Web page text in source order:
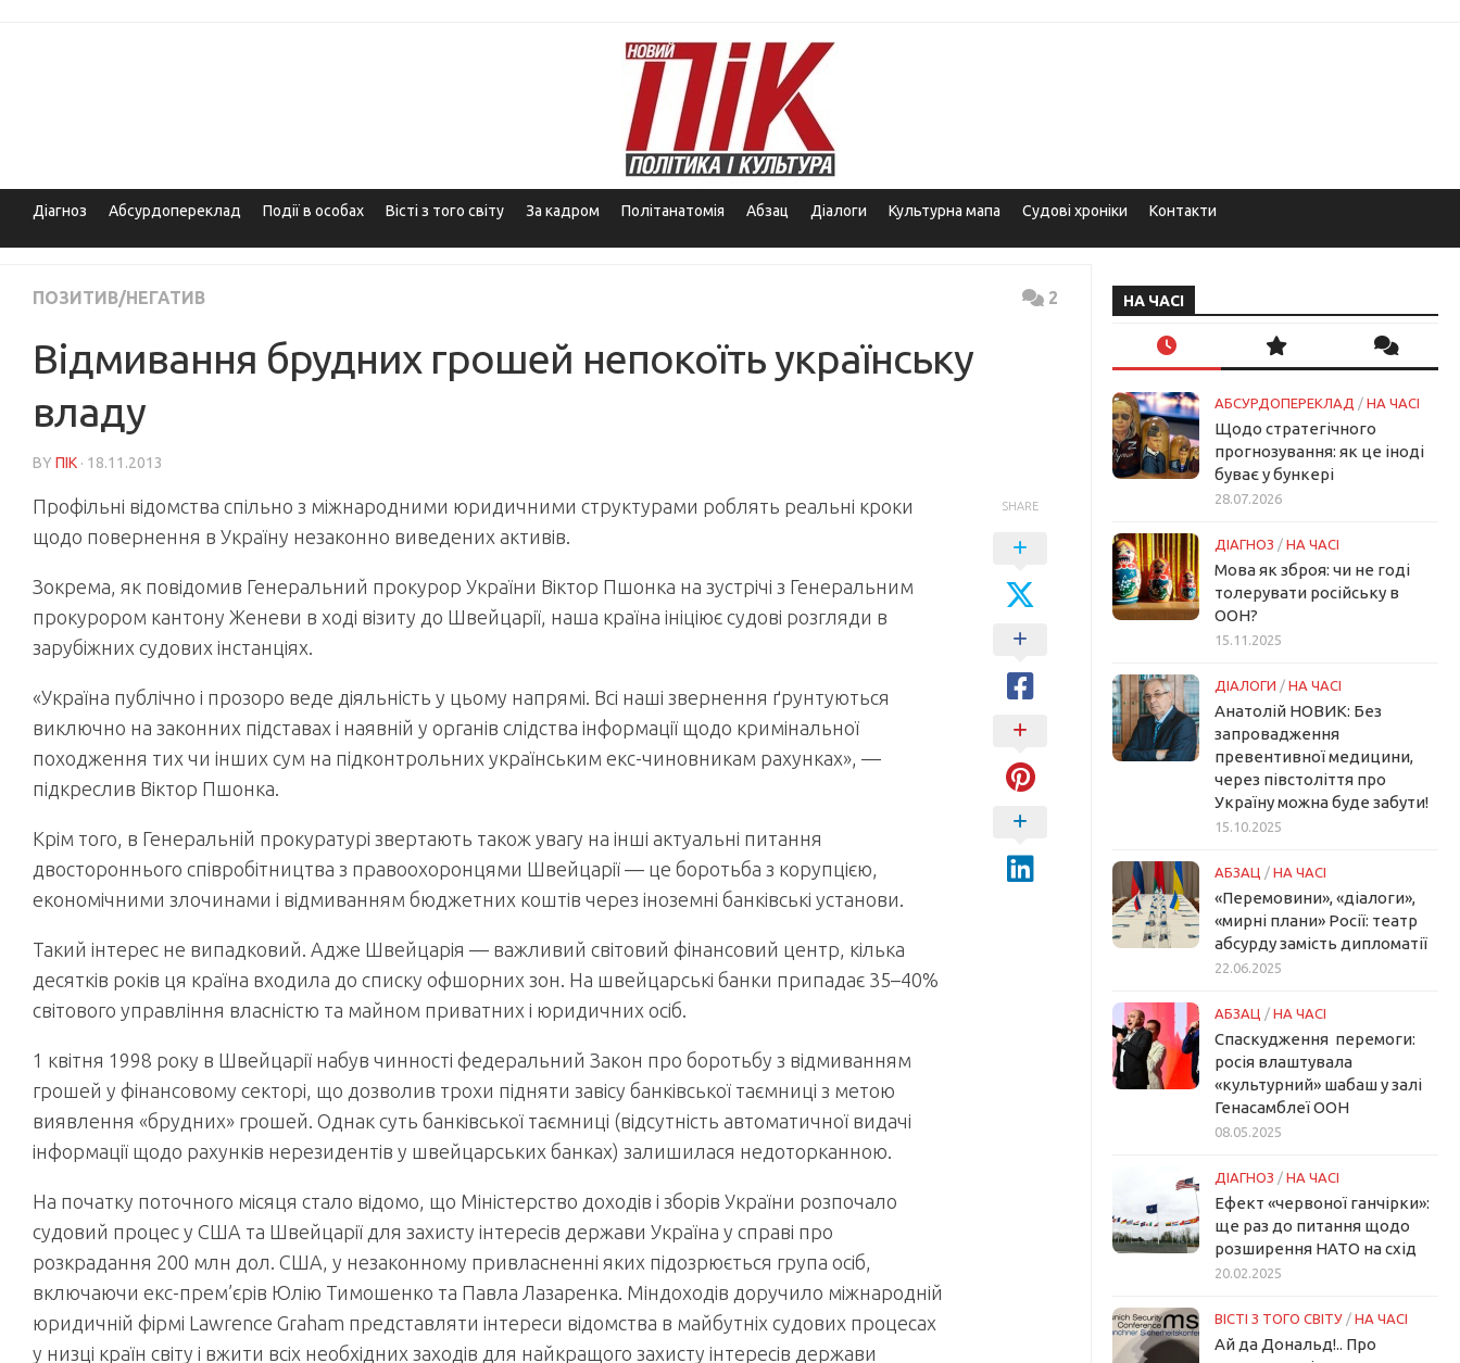
Діагноз Абсурдопереклад Події в особах Вісті з того світу За кадром Політанатомія Абзац Діалоги Культурна мапа Судові хроніки Контакти
ПОЗИТИВ/НЕГАТИВ 2
Відмивання брудних грошей непокоїть українську
владу
BY ПІК · 18.11.2013
Профільні відомства спільно з міжнародними юридичними структурами роблять реальні кроки
щодо повернення в Україну незаконно виведених активів.
Зокрема, як повідомив Генеральний прокурор України Віктор Пшонка на зустрічі з Генеральним
прокурором кантону Женеви в ході візиту до Швейцарії, наша країна ініціює судові розгляди в
зарубіжних судових інстанціях.
«Україна публічно і прозоро веде діяльність у цьому напрямі. Всі наші звернення ґрунтуються
виключно на законних підставах і наявній у органів слідства інформації щодо кримінальної
походження тих чи інших сум на підконтрольних українським екс-чиновникам рахунках», —
підкреслив Віктор Пшонка.
Крім того, в Генеральній прокуратурі звертають також увагу на інші актуальні питання
двостороннього співробітництва з правоохоронцями Швейцарії — це боротьба з корупцією,
економічними злочинами і відмиванням бюджетних коштів через іноземні банківські установи.
Такий інтерес не випадковий. Адже Швейцарія — важливий світовий фінансо­вий центр, кілька
десятків років ця країна входила до списку офшорних зон. На швейцарські банки припадає 35–40%
світового управління власністю та майном приватних і юридичних осіб.
1 квітня 1998 року в Швейцарії набув чинності федеральний Закон про боротьбу з відмиванням
грошей у фінансовому секторі, що дозволив трохи підняти завісу банківської таємниці з метою
виявлення «брудних» грошей. Однак суть банківської таємниці (відсутність автоматичної видачі
інформації щодо рахунків нерезидентів у швейцарських банках) залишилася недоторканною.
На початку поточного місяця стало відомо, що Міністерство доходів і зборів України розпочало
судовий процес у США та Швейцарії для захисту інтересів держави Україна у справі про
розкрадання 200 млн дол. США, у незаконному привласненні яких підозрюється група осіб,
включаючи екс-прем’єрів Юлію Ти­мошенко та Павла Лазаренка. Міндоходів доручило міжнародній
юридичній фірмі Lawrence Graham представляти інтереси відомства в майбутніх судових процесах
у низці країн світу і вжити всіх необхідних заходів для найкращого захисту інтересів держави
SHARE
НА ЧАСІ
АБСУРДОПЕРЕКЛАД / НА ЧАСІ
Щодо стратегічного
прогнозування: як це іноді
буває у бункері
28.07.2026
ДІАГНОЗ / НА ЧАСІ
Мова як зброя: чи не годі
толерувати російську в
ООН?
15.11.2025
ДІАЛОГИ / НА ЧАСІ
Анатолій НОВИК: Без
запровадження
превентивної медицини,
через півстоліття про
Україну можна буде забути!
15.10.2025
АБЗАЦ / НА ЧАСІ
«Перемовини», «діалоги»,
«мирні плани» Росії: театр
абсурду замість дипломатії
22.06.2025
АБЗАЦ / НА ЧАСІ
Спаскудження перемоги:
росія влаштувала
«культурний» шабаш у залі
Генасамблеї ООН
08.05.2025
ДІАГНОЗ / НА ЧАСІ
Ефект «червоної ганчірки»:
ще раз до питання щодо
розширення НАТО на схід
20.02.2025
ВІСТІ З ТОГО СВІТУ / НА ЧАСІ
Ай да Дональд!.. Про